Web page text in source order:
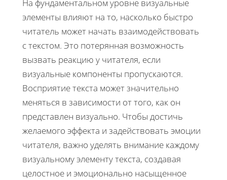
На фундаментальном уровне визуальные
элементы влияют на то, насколько быстро
читатель может начать взаимодействовать
с текстом. Это потерянная возможность
вызвать реакцию у читателя, если
визуальные компоненты пропускаются.
Восприятие текста может значительно
меняться в зависимости от того, как он
представлен визуально. Чтобы достичь
желаемого эффекта и задействовать эмоции
читателя, важно уделять внимание каждому
визуальному элементу текста, создавая
целостное и эмоционально насыщенное